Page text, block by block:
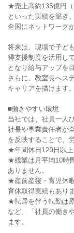
★売上高約135億円（
といった実績を築き
全国にネットワーク
将来は、現場で子ど
得支援制度を活用し
となり給与アップを
さらに、教室長へス
キャリアを描けます。
■働きやすい環境
当社では、社員一人
社長や事業責任者が
を反映することで、
★年間休日120日以上
★残業は月平均10時
ありません。
★産前産後・育児休
育休取得実績もありま
★転居を伴う転勤は
など、「社員の働き
ます。